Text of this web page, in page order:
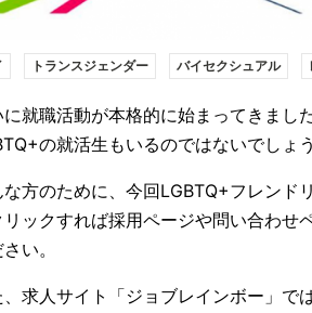
トランスジェンダー バイセクシュアル
に就職活動が本格的に始まってきまし
の就活生もいるのではないでしょう
な方のために、今回LGBTQ+フレンド
リックすれば採用ページや問い合わせ
い。
、求人サイト「ジョブレインボー」